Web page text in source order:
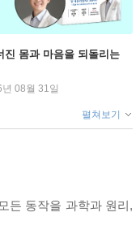
진 몸과 마음을 되돌리는
08월 31일
펼쳐보기
든 동작을 과학과 원리,